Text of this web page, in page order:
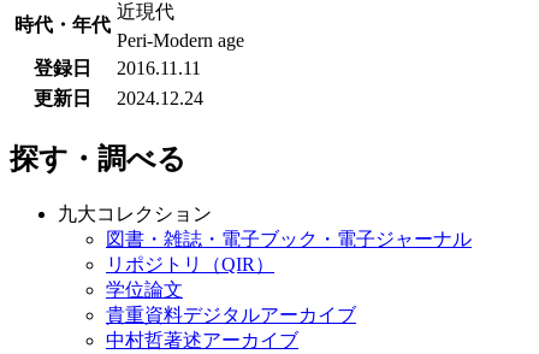
時代・年代
近現代
Peri-Modern age
登録日
2016.11.11
更新日
2024.12.24
探す・調べる
九大コレクション
図書・雑誌・電子ブック・電子ジャーナル
リポジトリ（QIR）
学位論文
貴重資料デジタルアーカイブ
中村哲著述アーカイブ